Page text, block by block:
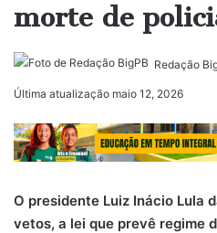
morte de
Redação
Última atualização maio 12, 2026
O presidente Luiz Inácio Lula
vetos, a lei que prevê regime